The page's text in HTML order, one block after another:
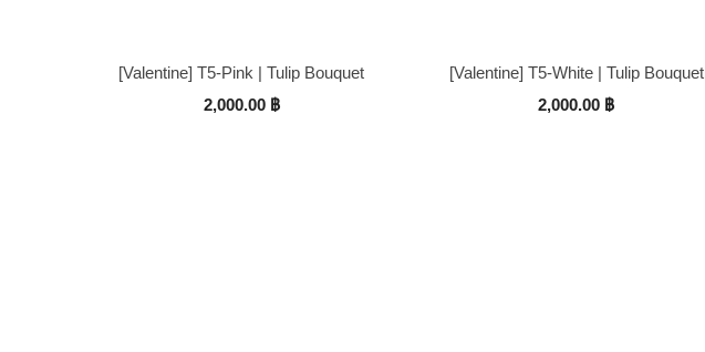
[Valentine] T5-Pink | Tulip Bouquet
2,000.00 ฿
[Valentine] T5-White | Tulip Bouquet
2,000.00 ฿